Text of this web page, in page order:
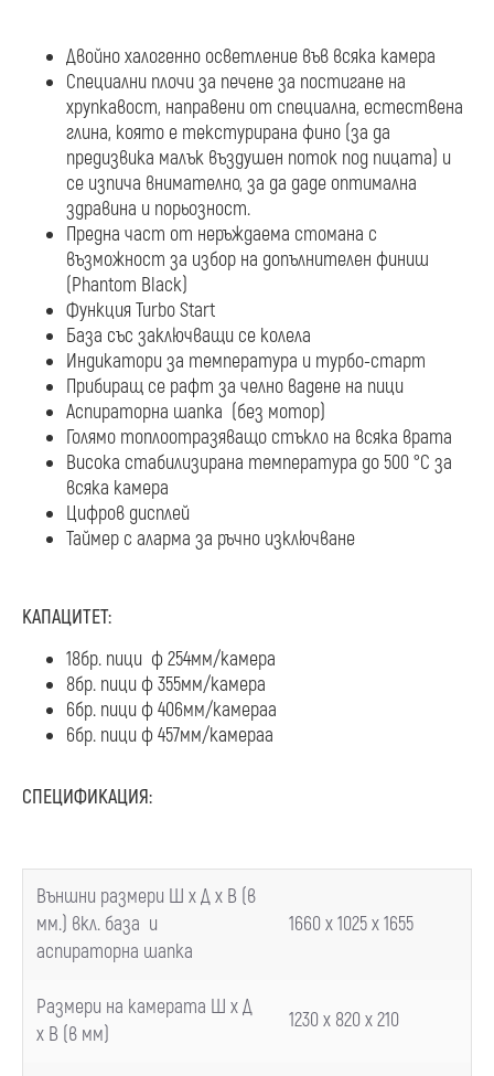
Двойно халогенно осветление във всяка камера
Специални плочи за печене за постигане на
хрупкавост, направени от специална, естествена
глина, която е текстурирана фино (за да
предизвика малък въздушен поток под пицата) и
се изпича внимателно, за да даде оптимална
здравина и порьозност.
Предна част от неръждаема стомана с
възможност за избор на допълнителен финиш
(Phantom Black)
Функция Turbo Start
База със заключващи се колела
Индикатори за температура и турбо-старт
Прибиращ се рафт за челно вадене на пици
Аспираторна шапка (без мотор)
Голямо топлоотразяващо стъкло на всяка врата
Висока стабилизирана температура до 500 °C за
всяка камера
Цифров дисплей
Таймер с аларма за ръчно изключване
КАПАЦИТЕТ:
18бр. пици ф 254мм/камера
8бр. пици ф 355мм/камера
6бр. пици ф 406мм/камераа
6бр. пици ф 457мм/камераа
СПЕЦИФИКАЦИЯ:
Външни размери Ш х Д х В (в
мм.) вкл. база и
аспираторна шапка
1660 x 1025 x 1655
Размери на камерата Ш х Д
х В (в мм)
1230 x 820 x 210